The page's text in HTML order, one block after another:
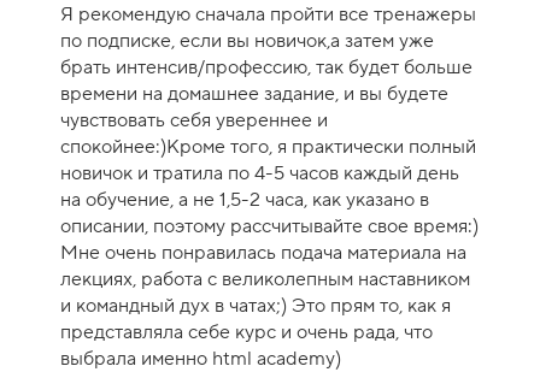
е
н
к
а
к
у
р
с
а
-
9
Я рекомендую сначала пройти все тренажеры
по подписке, если вы новичок,а затем уже
брать интенсив/профессию, так будет больше
времени на домашнее задание, и вы будете
чувствовать себя увереннее и
спокойнее:)Кроме того, я практически полный
новичок и тратила по 4-5 часов каждый день
на обучение, а не 1,5-2 часа, как указано в
описании, поэтому рассчитывайте свое время:)
Мне очень понравилась подача материала на
лекциях, работа с великолепным наставником
и командный дух в чатах;) Это прям то, как я
представляла себе курс и очень рада, что
выбрала именно html academy)